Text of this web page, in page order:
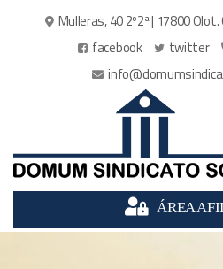
Mulleras, 40 2º2ª | 17800 Olot.
facebook
twitter
ÁREA